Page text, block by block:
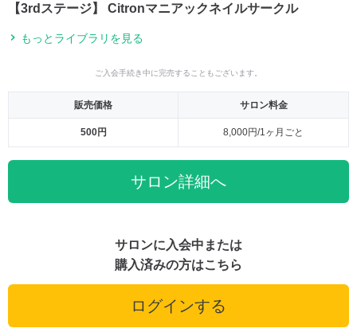
【3rdステージ】 Citronマニアックネイルサークル
もっとライブラリを見る
ご入会手続き中に完売することもございます。
販売価格 サロン料金
500円 8,000円/1ヶ月ごと
サロン詳細へ
サロンに入会中または
購入済みの方はこちら
ログインする